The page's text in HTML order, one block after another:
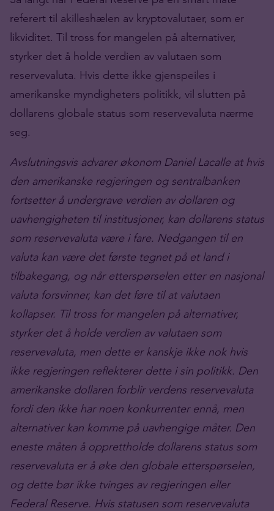
referert til akilleshælen av kryptovalutaer, som er
likviditet. Til tross for mangelen på alternativer,
styrker det å holde verdien av valutaen som
reservevaluta. Hvis dette ikke gjenspeiles i
amerikanske myndigheters politikk, vil slutten på
dollarens globale status som reservevaluta nærme
seg.
Avslutningsvis advarer økonom Daniel Lacalle at hvis
den amerikanske regjeringen og sentralbanken
fortsetter å undergrave verdien av dollaren og
uavhengigheten til institusjoner, kan dollarens status
som reservevaluta være i fare. Nedgangen til en
valuta kan være det første tegnet på et land i
tilbakegang, og når etterspørselen etter en nasjonal
valuta forsvinner, kan det føre til at valutaen
kollapser. Til tross for mangelen på alternativer,
styrker det å holde verdien av valutaen som
reservevaluta, men dette er kanskje ikke nok hvis
ikke regjeringen reflekterer dette i sin politikk. Den
amerikanske dollaren forblir verdens reservevaluta
fordi den ikke har noen konkurrenter ennå, men
alternativer kan komme på uavhengige måter. Den
eneste måten å opprettholde dollarens status som
reservevaluta er å øke den globale etterspørselen,
og dette bør ikke tvinges av regjeringen eller
Federal Reserve. Hvis statusen som reservevaluta